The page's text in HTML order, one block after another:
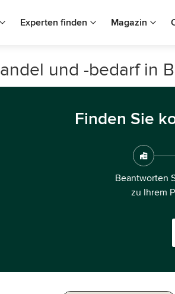
Experten finden Magazin
und -bedarf in
Finden Sie
Beantworten
zu Ihrem